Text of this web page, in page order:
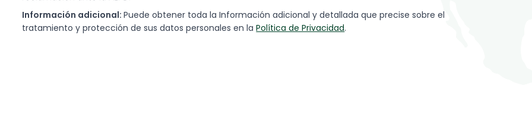
Información adicional:Puede obtener toda la Información adicional y detallada que precise sobre el
tratamiento y protección de sus datos personales en la Política de Privacidad.